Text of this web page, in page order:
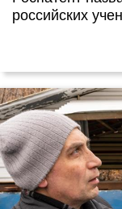
российских